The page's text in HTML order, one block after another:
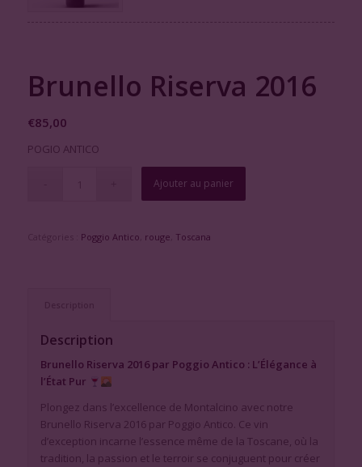
Brunello Riserva 2016
€85,00
POGIO ANTICO
Ajouter au panier
Poggio Antico rouge Toscana
Description
Brunello Riserva 2016 par Poggio Antico : L’Élégance à
l’État Pur
Plongez dans l’excellence de Montalcino avec notre
Brunello Riserva 2016 par Poggio Antico. Ce vin
d’exception incarne l’essence même de la Toscane, où la
tradition, la passion et le terroir se conjuguent pour créer